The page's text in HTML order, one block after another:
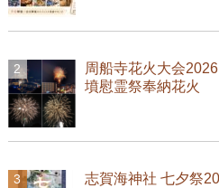
周船寺花火大会
墳慰霊祭奉納花火
志賀海神社 七夕祭